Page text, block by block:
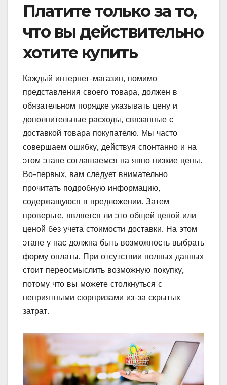
Платите только за то,
что вы действительно
хотите купить
Каждый интернет-магазин, помимо
представления своего товара, должен в
обязательном порядке указывать цену и
дополнительные расходы, связанные с
доставкой товара покупателю. Мы часто
совершаем ошибку, действуя спонтанно и на
этом этапе соглашаемся на явно низкие цены.
Во-первых, вам следует внимательно
прочитать подробную информацию,
содержащуюся в предложении. Затем
проверьте, является ли это общей ценой или
ценой без учета стоимости доставки. На этом
этапе у нас должна быть возможность выбрать
форму оплаты. При отсутствии полных данных
стоит переосмыслить возможную покупку,
потому что вы можете столкнуться с
неприятными сюрпризами из-за скрытых
затрат.